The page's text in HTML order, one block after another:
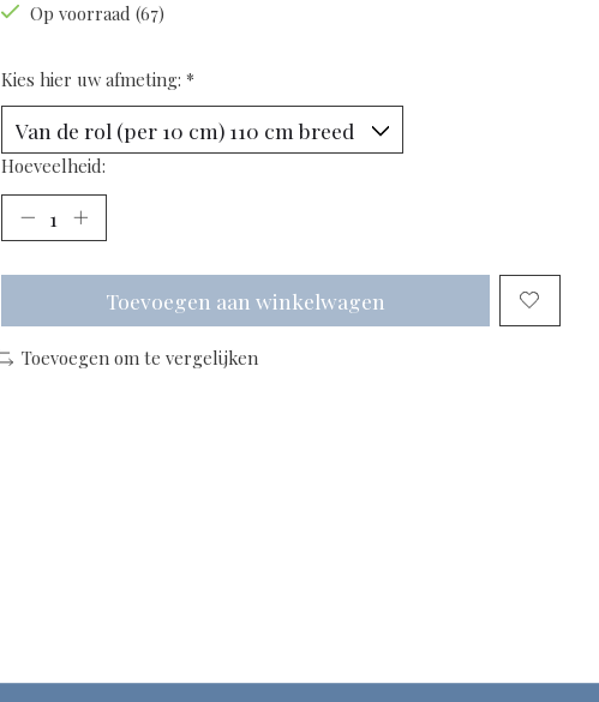
Op voorraad (67)
Kies hier uw afmeting: *
Hoeveelheid:
Toevoegen aan winkelwagen
Toevoegen om te vergelijken